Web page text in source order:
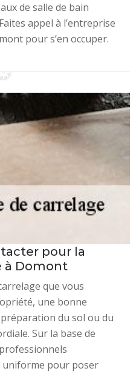
de salle de bain
appel à l’entreprise
pour s’en occuper.
pour la
à Domont
que vous
une bonne
du sol ou du
Sur la base de
pour poser